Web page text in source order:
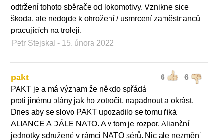
odtržení tohoto sběrače od lokomotivy. Vznikne sice
škoda, ale nedojde k ohrožení / usmrcení zaměstnanců
pracujících na troleji.
Petr Stejskal - 15. února 2022
6 6
pakt
PAKT je a má význam že někdo spřádá
proti jinému plány jak ho zotročit, napadnout a okrást.
Dnes aby se slovo PAKT upozadilo se tomu říká
ALIANCE A DÁLE NATO. A v tom je rozpor. Alianční
jednotky sdružené v rámci NATO sérů. Nic ale nezmění